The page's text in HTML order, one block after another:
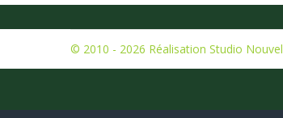
© 2010 - 2026 Réalisation Studio